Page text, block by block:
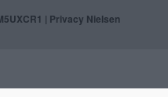
| Privacy Nielsen